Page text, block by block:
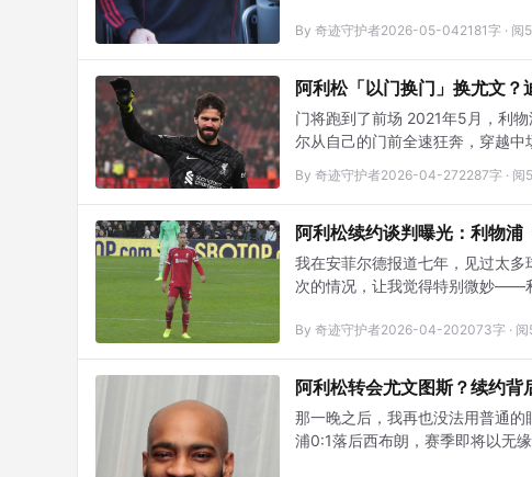
By 奇迹守护者2026-05-042181字 · 阅
阿利松「以门换门」换尤文
门将跑到了前场 2021年5月，利
尔从自己的门前全速狂奔，穿越
By 奇迹守护者2026-04-272287字 · 阅
阿利松续约谈判曝光：利物
我在安菲尔德报道七年，见过太
次的情况，让我觉得特别微妙——
乐部自己也没想清楚。
By 奇迹守护者2026-04-202073字 ·
阿利松转会尤文图斯？续约背
那一晚之后，我再也没法用普通
浦0:1落后西布朗，赛季即将以无